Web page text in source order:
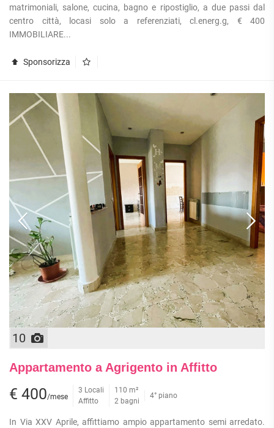
matrimoniali, salone, cucina, bagno e ripostiglio, a due passi dal
centro città, locasi solo a referenziati, cl.energ.g, € 400
IMMOBILIARE...
Sponsorizza
10
Appartamento a Agrigento in Affitto
€ 400/mese
3 Locali
Affitto
110 m²
2 bagni
4° piano
In Via XXV Aprile, affittiamo ampio appartamento semi arredato.